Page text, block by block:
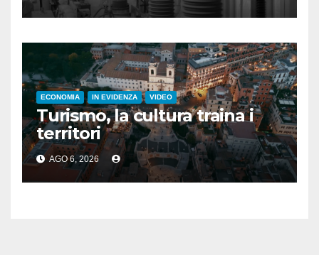
ECONOMIA IN EVIDENZA VIDEO
Turismo, la cultura traina i
territori
AGO 6, 2026